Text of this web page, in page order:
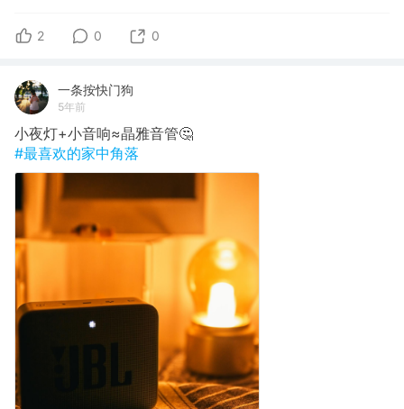
2 0 0
一条按快门狗
5年前
小夜灯+小音响≈晶雅音管🤔
#最喜欢的家中角落